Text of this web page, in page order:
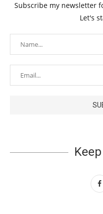
Subscribe my newsletter
Let's